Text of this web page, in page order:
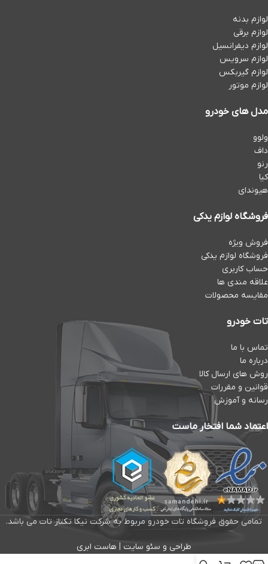
لوازم بدنه
لوازم برقی
لوازم دیفرانسیل
لوازم سرویس
لوازم گیربکس
لوازم موتور
مدل های خودرو
ولوو
داف
رنو
کیا
هیوندای
فروشگاه لوازم یدکی
فروش ویژه
فروشگاه لوازم یدکی
حساب کاربری
علاقه مندی ها
مقایسه محصولات
تات خودرو
تماس با ما
درباره ما
روش های ارسال کالا
قوانین و مقررات
رسانه و آموزش
اعتماد شما افتخار ماست
تمامی حقوق فروشگاه تات خودرو مربوط به شرکت نیکا تکتاز تات می باشد.
طراحی و سئو سایت هاست ابری